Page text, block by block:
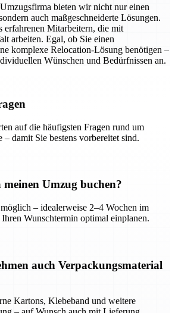
bieten wir nicht nur einen
auch maßgeschneiderte Lösungen.
erfahrenen Mitarbeitern, die mit
arbeiten. Egal, ob Sie einen
komplexe Relocation-Lösung benötigen –
Wünschen und Bedürfnissen an.
auf die häufigsten Fragen rund um
– damit Sie bestens vorbereitet sind.
Umzug buchen?
– idealerweise 2–4 Wochen im
Wunschtermin optimal einplanen.
auch Verpackungsmaterial
Kartons, Klebeband und weitere